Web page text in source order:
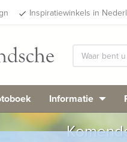
done Inspiratiewinkels in
Informatie